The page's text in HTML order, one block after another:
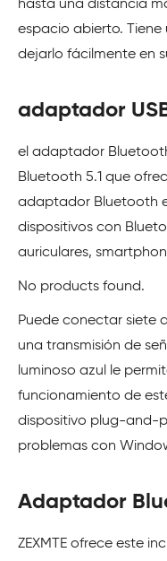
hasta una distancia
espacio abierto.
dejarlo fácilmente en
adaptador
el adaptador
Bluetooth 5.1 que
adaptador Bluetooth
dispositivos con
auriculares,
No products found.
Puede conectar siete
una transmisión de
luminoso azul le
funcionamiento de
dispositivo plug-and-
problemas con
Adaptador
ZEXMTE ofrece este